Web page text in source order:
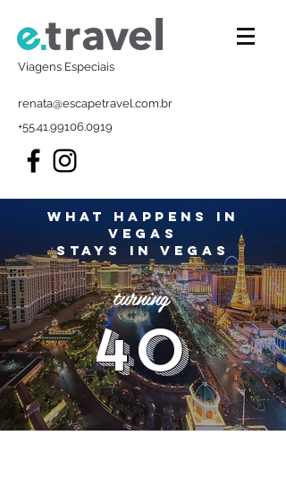
Viagens Especiais
renata@escapetravel.com.br
+55.41.99106.0919
What happens in
Vegas
stays in Vegas
turning
40